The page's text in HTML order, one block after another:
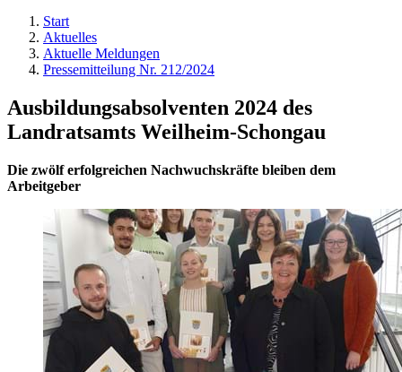
Start
Aktuelles
Aktuelle Meldungen
Pressemitteilung Nr. 212/2024
Ausbildungsabsolventen 2024 des
Landratsamts Weilheim-Schongau
Die zwölf erfolgreichen Nachwuchskräfte bleiben dem
Arbeitgeber